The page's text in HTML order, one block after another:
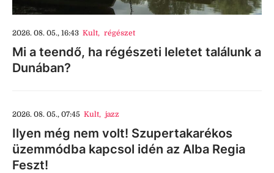
2026. 08. 05., 16:43 Kult, régészet
Mi a teendő, ha régészeti leletet találunk a
Dunában?
2026. 08. 05., 07:45 Kult, jazz
Ilyen még nem volt! Szupertakarékos
üzemmódba kapcsol idén az Alba Regia
Feszt!